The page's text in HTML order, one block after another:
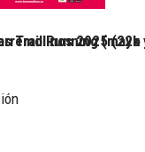
2025 (22k
Trail Running